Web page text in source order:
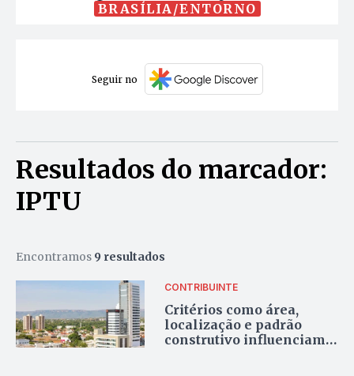
BRASÍLIA/ENTORNO
Seguir no
Resultados do marcador:
IPTU
Encontramos 9 resultados
CONTRIBUINTE
Critérios como área,
localização e padrão
construtivo influenciam o